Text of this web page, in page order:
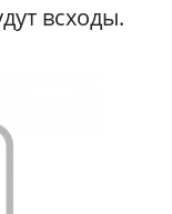
всходы.